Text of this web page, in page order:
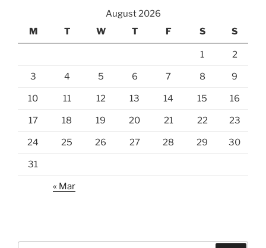
August 2026
M
T W T F S S
1 2
3 4 5 6 7 8 9
10 11 12 13 14 15 16
17 18 19 20 21 22 23
24 25 26 27 28 29 30
31
« Mar